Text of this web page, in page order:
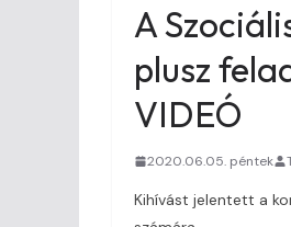
A
plusz
VIDEÓ
2020.06.05. péntek
Kihívást jelentett a